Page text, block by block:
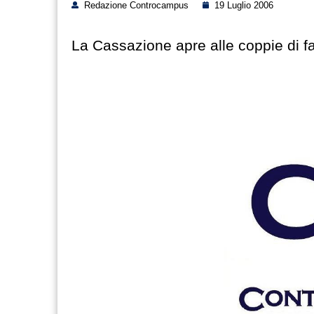
Redazione Controcampus 19 Luglio 2006
La Cassazione apre alle coppie di